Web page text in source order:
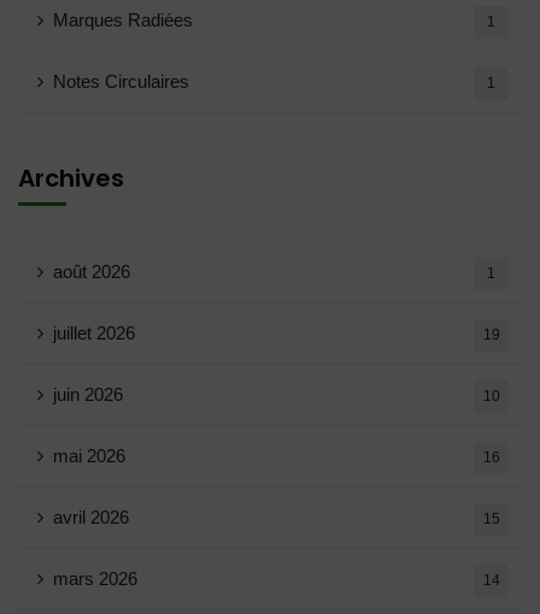
Marques Radiées 1
Notes Circulaires 1
Archives
août 2026 1
juillet 2026 19
juin 2026 10
mai 2026 16
avril 2026 15
mars 2026 14